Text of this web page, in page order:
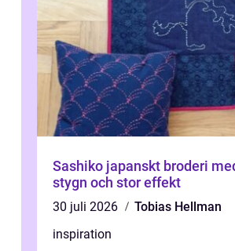
Sashiko japanskt broderi med enkla
stygn och stor effekt
30 juli 2026
Tobias Hellman
inspiration